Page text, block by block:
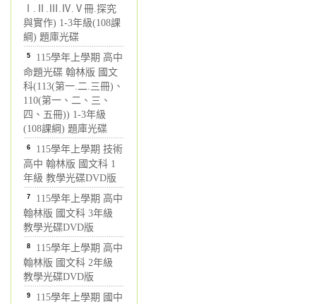
Ⅰ.Ⅱ.Ⅲ.Ⅳ.Ⅴ冊.探究
與實作) 1-3年級(108課
綱) 題庫光碟
5 115學年上學期 高中
命題光碟 翰林版 國文
科(113(第一.二.三冊)、
110(第一、二、三、
四、五冊)) 1-3年級
(108課綱) 題庫光碟
6 115學年上學期 技術
高中 翰林版 國文科 1
年級 教學光碟DVD版
7 115學年上學期 高中
翰林版 國文科 3年級
教學光碟DVD版
8 115學年上學期 高中
翰林版 國文科 2年級
教學光碟DVD版
9 115學年上學期 國中